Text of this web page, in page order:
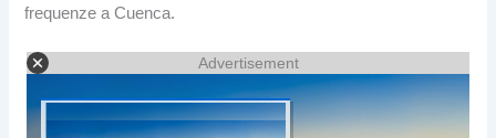
frequenze a Cuenca.
Advertisement